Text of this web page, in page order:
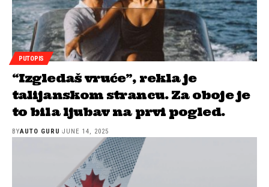
PUTOPIS
“Izgledaš vruće”, rekla je
talijanskom strancu. Za oboje je
to bila ljubav na prvi pogled.
BYAUTO GURU JUNE 14, 2025